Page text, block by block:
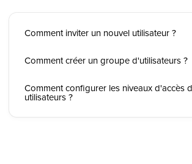
Comment inviter un nouvel utilisateur ?
Comment créer un groupe d'utilisateurs ?
Comment configurer les niveaux d'accès
utilisateurs ?